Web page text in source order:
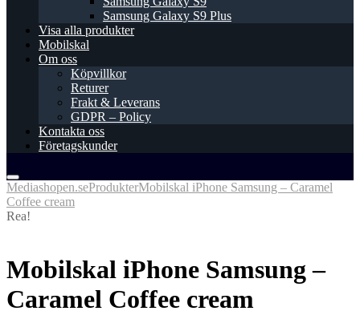
Samsung Galaxy S9 Plus
Visa alla produkter
Mobilskal
Om oss
Köpvillkor
Returer
Frakt & Leverans
GDPR – Policy
Kontakta oss
Företagskunder
Mediashopen.seProdukterMobilskal iPhone Samsung – Caramel
Coffee cream
Rea!
Mobilskal iPhone Samsung –
Caramel Coffee cream